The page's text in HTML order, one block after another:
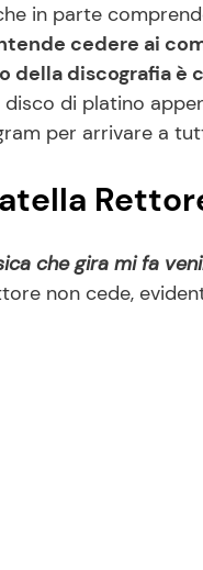
in parte
cedere ai
della discografia è
di platino
per arrivare a
che gira mi fa
non cede,